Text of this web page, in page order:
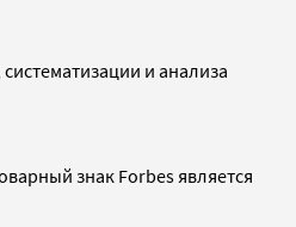
и анализа
знак Forbes является